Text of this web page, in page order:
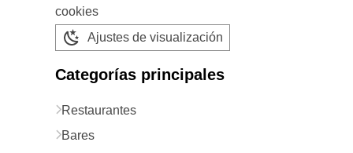
cookies
Ajustes de visualización
Categorías principales
Restaurantes
Bares